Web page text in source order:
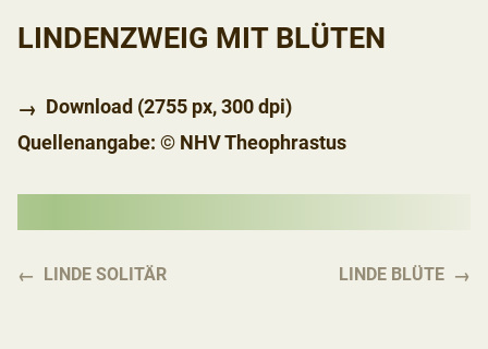
LINDENZWEIG MIT BLÜTEN
Download (2755 px, 300 dpi)
Quellenangabe: © NHV Theophrastus
LINDE SOLITÄR LINDE BLÜTE